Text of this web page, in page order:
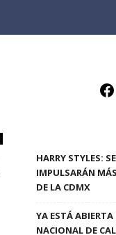
HARRY STYLES:
IMPULSARÁN
DE LA CDMX
YA ESTÁ
NACIONAL DE